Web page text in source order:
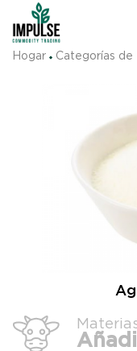
Hogar Categorías de